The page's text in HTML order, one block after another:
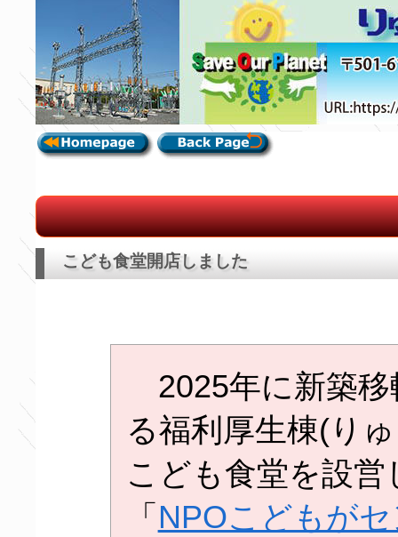
こども食堂開店しました
2025年に新築移
る福利厚生棟(り
こども食堂を設
「 NPOこどもが